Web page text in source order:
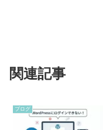
関連記事
ブログ